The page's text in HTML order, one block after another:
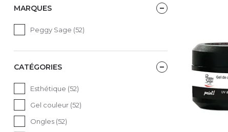
MARQUES
Peggy Sage (52)
CATÉGORIES
Esthétique (52)
Gel couleur (52)
Ongles (52)